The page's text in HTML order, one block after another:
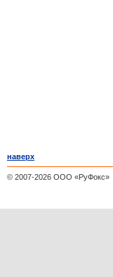
наверх
© 2007-2026 ООО «РуФокс»